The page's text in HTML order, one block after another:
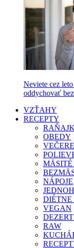
Neviete cez
oddychovať
VZŤAHY
RECEPTY
OBEDY
VEČERE
MÄSITÉ
NÁPOJE
DIÉTNE
VEGAN
RAW